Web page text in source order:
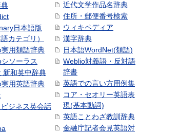
日本語版
語カテゴリ）
用類語辞典
ソーラス
新和英中辞典
用英語辞典
ジネス英会話
近代文学作品名辞典
住所・郵便番号検索
ウィキペディア
漢字辞典
日本語WordNet(類語)
Weblio対義語・反対語
辞書
英語での言い方用例集
コア・セオリー英語表
現(基本動詞)
英語ことわざ教訓辞典
金融庁記者会見英語対